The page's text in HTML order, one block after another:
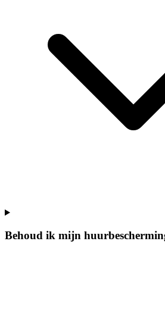
Behoud ik mijn